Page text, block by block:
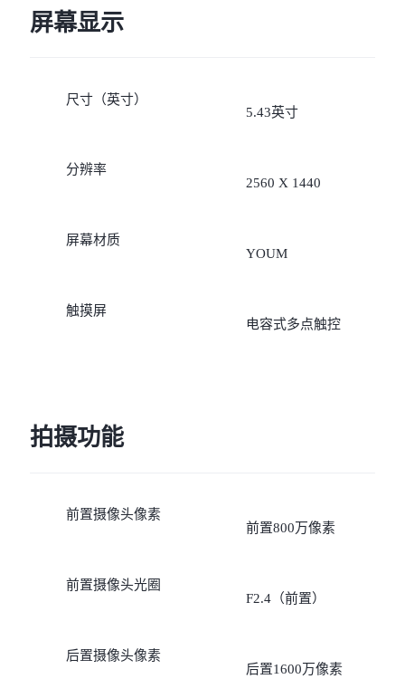
屏幕显示
尺寸（英寸）
5.43英寸
分辨率
2560 X 1440
屏幕材质
YOUM
触摸屏
电容式多点触控
拍摄功能
前置摄像头像素
前置800万像素
前置摄像头光圈
F2.4（前置）
后置摄像头像素
后置1600万像素